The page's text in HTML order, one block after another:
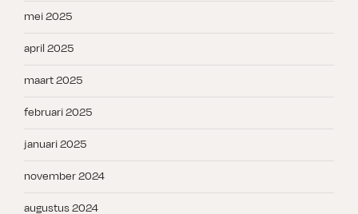
mei 2025
april 2025
maart 2025
februari 2025
januari 2025
november 2024
augustus 2024